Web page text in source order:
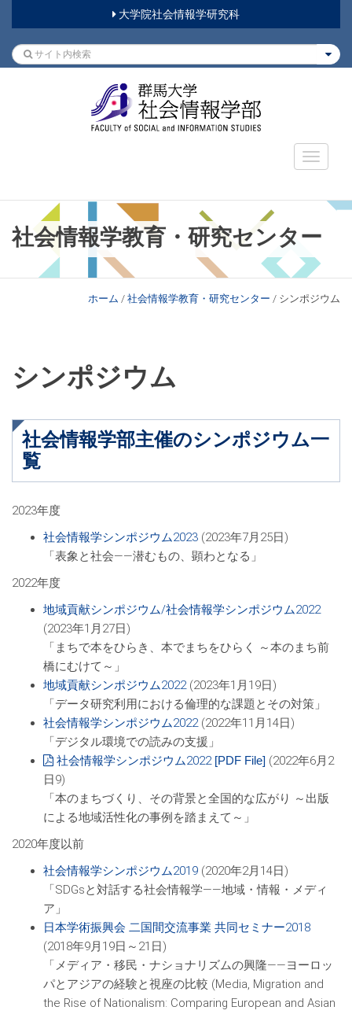
大学院社会情報学研究科
社会情報学教育・研究センター
ホーム / 社会情報学教育・研究センター / シンポジウム
シンポジウム
社会情報学部主催のシンポジウム一
覧
2023年度
社会情報学シンポジウム2023 (2023年7月25日)
「表象と社会――潜むもの、顕わとなる」
2022年度
地域貢献シンポジウム/社会情報学シンポジウム2022
(2023年1月27日)
「まちで本をひらき、本でまちをひらく ～本のまち前
橋にむけて～」
地域貢献シンポジウム2022(2023年1月19日)
「データ研究利用における倫理的な課題とその対策」
社会情報学シンポジウム2022(2022年11月14日)
「デジタル環境での読みの支援」
社会情報学シンポジウム2022
(2022年6月2
日9)
「本のまちづくり、その背景と全国的な広がり ～出版
による地域活性化の事例を踏まえて～」
2020年度以前
社会情報学シンポジウム2019 (2020年2月14日)
「SDGsと対話する社会情報学――地域・情報・メディ
ア」
日本学術振興会 二国間交流事業 共同セミナー2018
(2018年9月19日～21日)
「メディア・移民・ナショナリズムの興隆――ヨーロッ
パとアジアの経験と視座の比較 (Media, Migration and
the Rise of Nationalism: Comparing European and Asian